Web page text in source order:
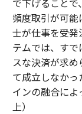
頻度取引が可
士が仕事を受発
テムでは、す
スな決済が求
て成立しなか
インの融合に
上）